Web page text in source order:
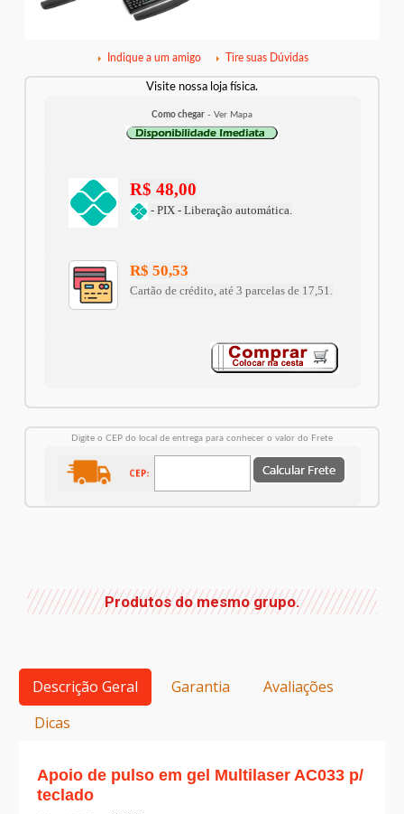
Indique a um amigo Tire suas Dúvidas
Visite nossa loja física.
Como chegar - Ver Mapa
R$ 48,00
- PIX - Liberação automática.
R$ 50,53
Cartão de crédito, até 3 parcelas de 17,51.
Digite o CEP do local de entrega para conhecer o valor do Frete
Produtos do mesmo grupo.
Descrição Geral Garantia
Avaliações
Dicas
Apoio de pulso em gel Multilaser AC033 p/
teclado